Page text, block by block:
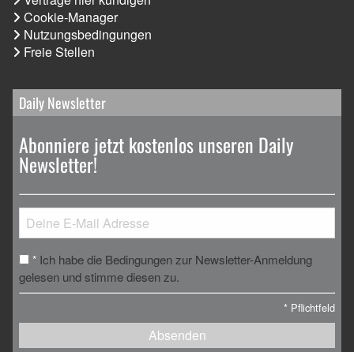
Cookie-Manager
Nutzungsbedingungen
Freie Stellen
Daily Newsletter
Abonniere jetzt kostenlos unseren Daily
Newsletter!
* Ich habe die Bedingungen zur Newsletter-Anmeldung
gelesen und stimme diesen zu.
* Pflichtfeld
Absenden